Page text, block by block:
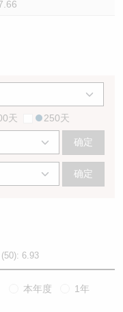
天 250天
确定
确定
6.93
本年度 1年